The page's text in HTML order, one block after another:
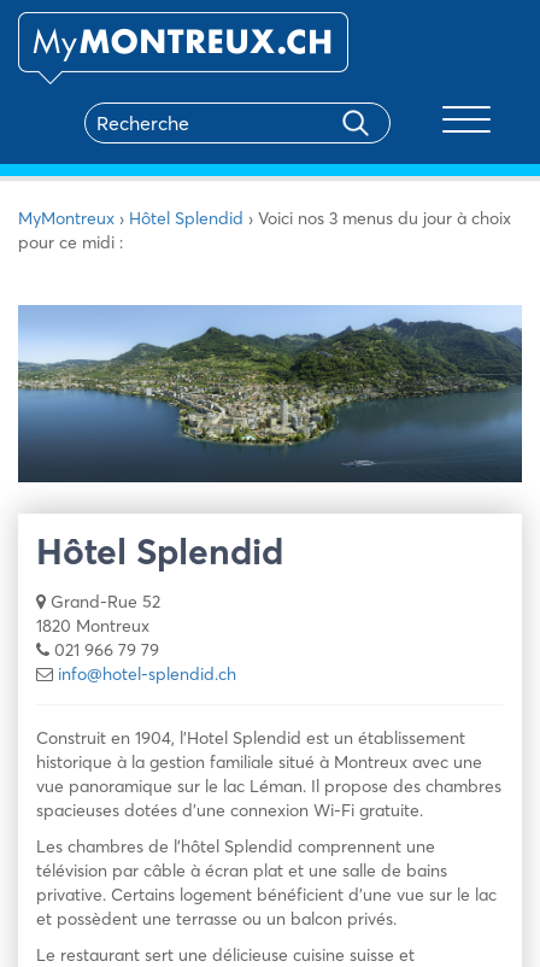
MyMontreux › Hôtel Splendid › Voici nos 3 menus du jour à choix
pour ce midi :
Hôtel Splendid
Grand-Rue 52
1820 Montreux
021 966 79 79
info@hotel-splendid.ch
Construit en 1904, l’Hotel Splendid est un établissement
historique à la gestion familiale situé à Montreux avec une
vue panoramique sur le lac Léman. Il propose des chambres
spacieuses dotées d’une connexion Wi-Fi gratuite.
Les chambres de l’hôtel Splendid comprennent une
télévision par câble à écran plat et une salle de bains
privative. Certains logement bénéficient d’une vue sur le lac
et possèdent une terrasse ou un balcon privés.
Le restaurant sert une délicieuse cuisine suisse et